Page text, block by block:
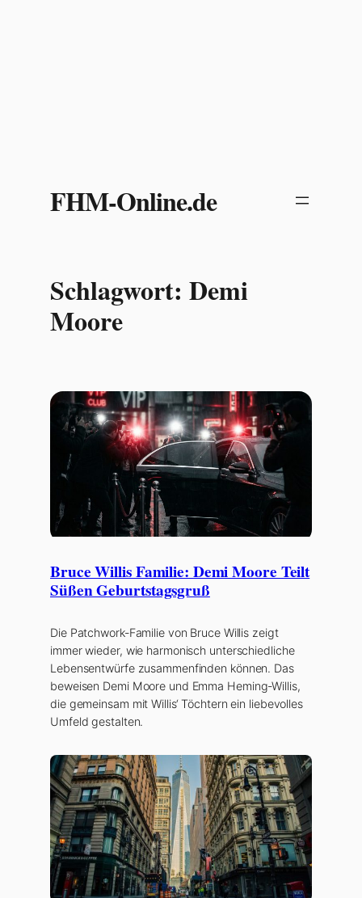
springenFHM-Online.de
Schlagwort: Demi
Moore
Bruce Willis Familie: Demi Moore Teilt
Süßen Geburtstagsgruß
Die Patchwork-Familie von Bruce Willis zeigt
immer wieder, wie harmonisch unterschiedliche
Lebensentwürfe zusammenfinden können. Das
beweisen Demi Moore und Emma Heming-Willis,
die gemeinsam mit Willis‘ Töchtern ein liebevolles
Umfeld gestalten.